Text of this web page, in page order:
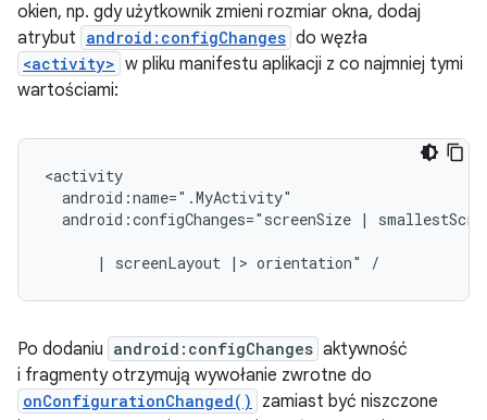
okien, np. gdy użytkownik zmieni rozmiar okna, dodaj
atrybut android:configChanges do węzła
<activity> w pliku manifestu aplikacji z co najmniej tymi
wartościami:
android:configChanges="screenSize |
| screenLayout |> orientation"
Po dodaniu android:configChanges aktywność
i fragmenty otrzymują wywołanie zwrotne do
onConfigurationChanged()
zamiast być niszczone